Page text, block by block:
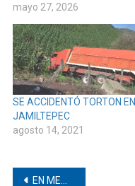
mayo 27, 2026
SE ACCIDENTÓ TORTON EN
JAMILTEPEC
agosto 14, 2021
Navegación
EN MEMORIA DE